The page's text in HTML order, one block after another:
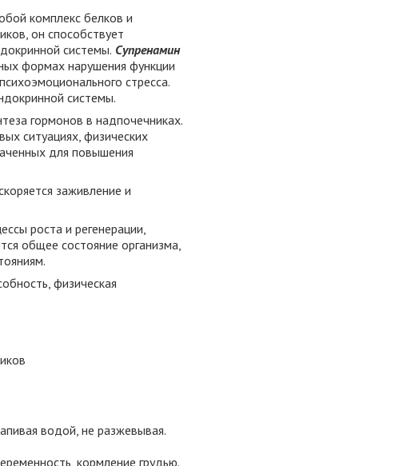
комплекс белков и
он способствует
системы. Супренамин
формах нарушения функции
стресса.
системы.
гормонов в надпочечниках.
ситуациях, физических
для повышения
заживление и
роста и регенерации,
общее состояние организма,
физическая
водой, не разжевывая.
кормление грудью.